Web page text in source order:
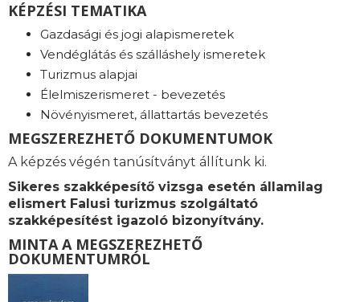
KÉPZÉSI TEMATIKA
Gazdasági és jogi alapismeretek
Vendéglátás és szálláshely ismeretek
Turizmus alapjai
Élelmiszerismeret - bevezetés
Növényismeret, állattartás bevezetés
MEGSZEREZHETŐ DOKUMENTUMOK
A képzés végén tanúsítványt állítunk ki.
Sikeres szakképesítő vizsga esetén államilag
elismert Falusi turizmus szolgáltató
szakképesítést igazoló bizonyítvány.
MINTA A MEGSZEREZHETŐ
DOKUMENTUMRÓL